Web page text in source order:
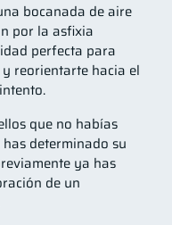
bocanada de aire
por la asfixia
perfecta para
reorientarte hacia el
que no habías
determinado su
ya has
de un